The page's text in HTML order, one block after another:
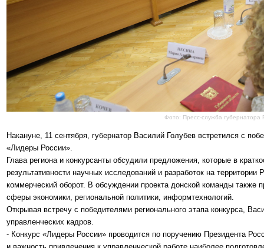
Фото: Пресс-служба губернатора
Накануне, 11 сентября, губернатор Василий Голубев встретился с
«Лидеры России».
Глава региона и конкурсанты обсудили предложения, которые в
результативности научных исследований и разработок на
коммерческий оборот. В обсуждении проекта донской команды также
сферы экономики, региональной политики, информтехнологий.
Открывая встречу с победителями регионального этапа конкурса,
управленческих кадров.
- Конкурс «Лидеры России» проводится по поручению Президента